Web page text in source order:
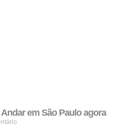
em São Paulo agora